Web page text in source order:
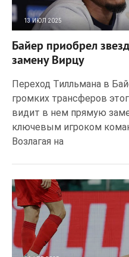
13 ИЮЛ 2025
Байер приобрел
замену Вирцу
Переход Тилльмана в
громких трансферов
видит в нем прямую
ключевым игроком
Возлагая на